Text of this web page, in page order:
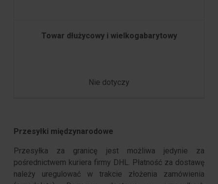
Towar dłużycowy i wielkogabarytowy
Nie dotyczy
Przesyłki międzynarodowe
Przesyłka za granicę jest możliwa jedynie za
pośrednictwem kuriera firmy DHL. Płatność za dostawę
należy uregulować w trakcie złożenia zamówienia